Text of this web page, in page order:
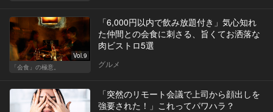
Vol.9
「会食」の極意。
「6,000円以内で飲み放題付き」気心知れ
た仲間との会食に刺さる、旨くてお洒落な
肉ビストロ5選
グルメ
「突然のリモート会議で上司から顔出しを
強要された！」これってパワハラ？